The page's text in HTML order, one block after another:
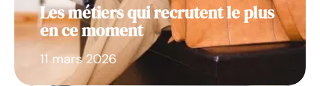
Les métiers qui recrutent le plus
en ce moment
11 mars 2026